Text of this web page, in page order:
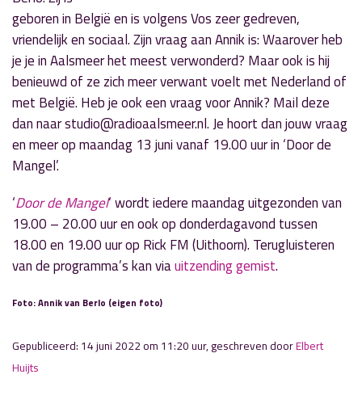
geboren in België en is volgens Vos zeer gedreven,
vriendelijk en sociaal. Zijn vraag aan Annik is: Waarover heb
je je in Aalsmeer het meest verwonderd? Maar ook is hij
benieuwd of ze zich meer verwant voelt met Nederland of
met België. Heb je ook een vraag voor Annik? Mail deze
dan naar studio@radioaalsmeer.nl. Je hoort dan jouw vraag
en meer op maandag 13 juni vanaf 19.00 uur in ‘Door de
Mangel’.
‘Door de Mangel‘ wordt iedere maandag uitgezonden van
19.00 – 20.00 uur en ook op donderdagavond tussen
18.00 en 19.00 uur op Rick FM (Uithoorn). Terugluisteren
van de programma’s kan viauitzending gemist.
Foto: Annik van Berlo (eigen foto)
Gepubliceerd: 14 juni 2022 om 11:20 uur, geschreven doorElbert
Huijts